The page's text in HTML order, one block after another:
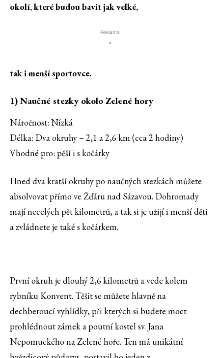
okolí, které budou bavit jak velké,
Reklama
'
tak i menší sportovce.
1) Naučné stezky okolo Zelené hory
Náročnost: Nízká
Délka: Dva okruhy – 2,1 a 2,6 km (cca 2 hodiny)
Vhodné pro: pěší i s kočárky
Hned dva kratší okruhy po naučných stezkách můžete
absolvovat přímo ve Žďáru nad Sázavou. Dohromady
mají necelých pět kilometrů, a tak si je užijí i menší děti
a zvládnete je také s kočárkem.
První okruh je dlouhý 2,6 kilometrů a vede kolem
rybníku Konvent. Těšit se můžete hlavně na
dechberoucí vyhlídky, při kterých si budete moct
prohlédnout zámek a poutní kostel sv. Jana
Nepomuckého na Zelené hoře. Ten má unikátní